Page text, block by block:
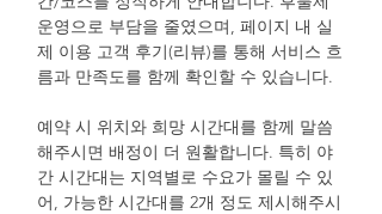
운영으로 부담을 줄였으며, 페이지 내 실
제 이용 고객 후기(리뷰)를 통해 서비스 흐
름과 만족도를 함께 확인할 수 있습니다.
예약 시 위치와 희망 시간대를 함께 말씀
해주시면 배정이 더 원활합니다. 특히 야
간 시간대는 지역별로 수요가 몰릴 수 있
어, 가능한 시간대를 2개 정도 제시해주시